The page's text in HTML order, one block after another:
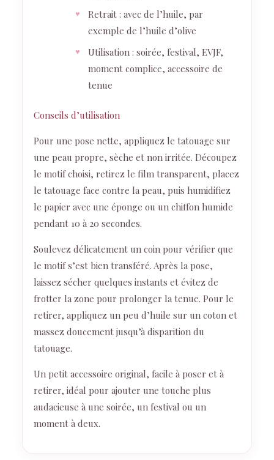
Retrait : avec de l’huile, par
exemple de l’huile d’olive
Utilisation : soirée, festival, EVJF,
moment complice, accessoire de
tenue
Conseils d’utilisation
Pour une pose nette, appliquez le tatouage sur
une peau propre, sèche et non irritée. Découpez
le motif choisi, retirez le film transparent, placez
le tatouage face contre la peau, puis humidifiez
le papier avec une éponge ou un chiffon humide
pendant 10 à 20 secondes.
Soulevez délicatement un coin pour vérifier que
le motif s’est bien transféré. Après la pose,
laissez sécher quelques instants et évitez de
frotter la zone pour prolonger la tenue. Pour le
retirer, appliquez un peu d’huile sur un coton et
massez doucement jusqu’à disparition du
tatouage.
Un petit accessoire original, facile à poser et à
retirer, idéal pour ajouter une touche plus
audacieuse à une soirée, un festival ou un
moment à deux.